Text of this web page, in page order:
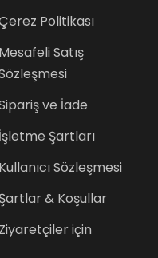
Politikası
Mesafeli Satış
ve İade
İşletme Şartları
Kullanıcı Sözleşmesi
Şartlar & Koşullar
Ziyaretçiler için